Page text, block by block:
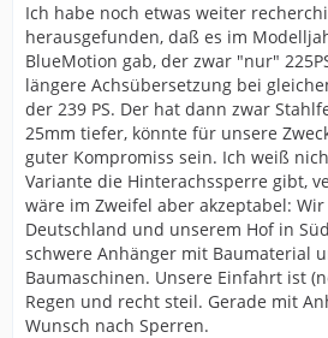
Ich habe noch etwas weiter
herausgefunden, daß es im
BlueMotion gab, der zwar "nur"
längere Achsübersetzung bei
der 239 PS. Der hat dann zwar
25mm tiefer, könnte für unsere
guter Kompromiss sein. Ich weiß
Variante die Hinterachssperre gibt,
wäre im Zweifel aber akzeptabel:
Deutschland und unserem Hof in
schwere Anhänger mit Baumaterial
Baumaschinen. Unsere Einfahrt ist
Regen und recht steil. Gerade mit
Wunsch nach Sperren.